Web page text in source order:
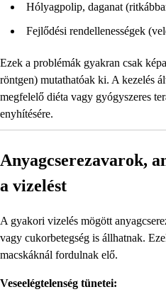
Hólyagpolip, daganat
Fejlődési rendellenességek
Ezek a problémák gyakran csak
röntgen) mutathatóak ki. A kezelés
megfelelő diéta vagy gyógyszeres
enyhítésére.
Anyagcserezavarok,
a vizelést
A gyakori vizelés mögött
vagy cukorbetegség is állhatnak.
macskáknál fordulnak elő.
Veseelégtelenség tünetei: